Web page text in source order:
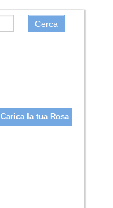
Cerca
Carica la tua Rosa